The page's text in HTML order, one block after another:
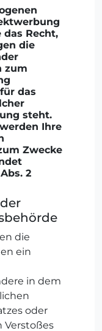
das Recht,
die
zum
das
steht.
Ihre
Zwecke
2
die
ein
in dem
oder
Verstoßes